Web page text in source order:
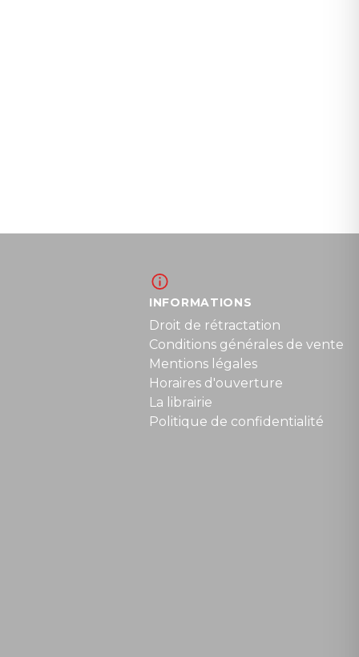
INFORMATIONS
Droit de rétractation
Conditions générales de vente
Mentions légales
Horaires d'ouverture
La librairie
Politique de confidentialité